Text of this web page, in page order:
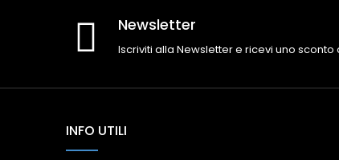
Newsletter
Iscriviti alla Newsletter e ricevi uno sconto
INFO UTILI